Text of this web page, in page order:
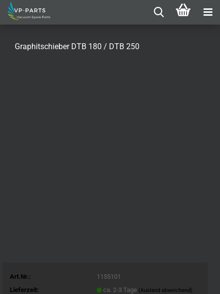
Graphitschieber DTB 180 / DTB 250
Art.Nr.:
1155101
Lieferzeit:
ca. 2-3 Tage (Ausland abweichend)